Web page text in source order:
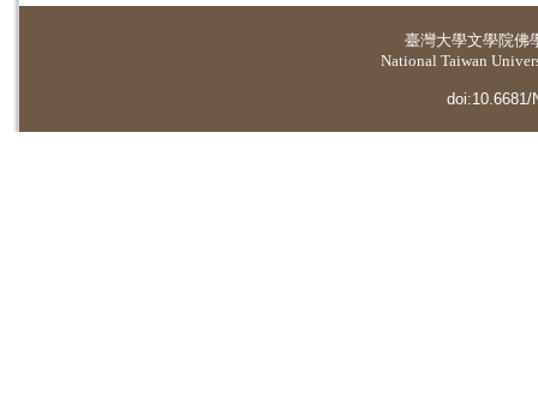
臺灣大學文學院佛
National Taiwan
doi:10.6681/